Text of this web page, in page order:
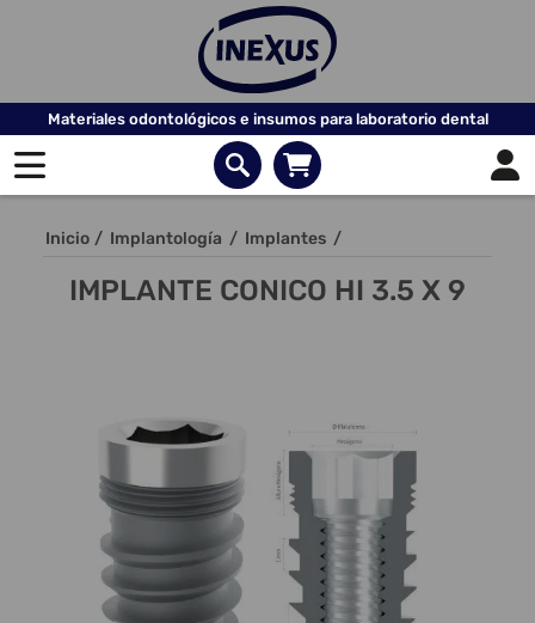
Materiales odontológicos e insumos para laboratorio dental
Inicio / Implantología / Implantes /
IMPLANTE CONICO HI 3.5 X 9